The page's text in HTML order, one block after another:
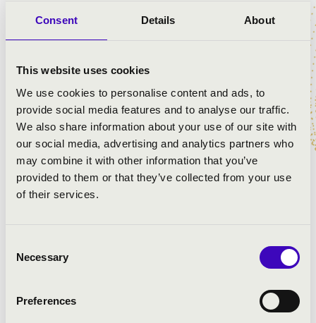
Consent Details About
This website uses cookies
We use cookies to personalise content and ads, to
provide social media features and to analyse our traffic.
We also share information about your use of our site with
our social media, advertising and analytics partners who
may combine it with other information that you’ve
provided to them or that they’ve collected from your use
of their services.
Selection
Necessary
Preferences
BETEKINTÉS A PÉCSI ORGONAÉPÍTŐ
MANUFAKTÚRA REJTELMEIBE
látogatására minden hely betelt!
Az Angster gyár látogatása egy igazán kivételes,
regisztrációhoz kötött esemény, amelyen maximum 30
látogató vehet részt.
Akik időben jelentkeznek az orgonagyár körsétára,
készül évekig egy orgona, és hány apró alkotóeleme van
Orgonaséta 17:00 és 18:00 órakor indul.